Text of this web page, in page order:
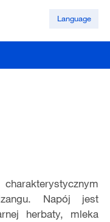
Language
Napój jest
herbaty, mleka